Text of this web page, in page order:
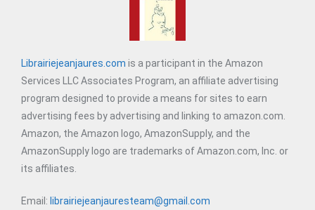
Librairiejeanjaures.com is a participant in the Amazon
Services LLC Associates Program, an affiliate advertising
program designed to provide a means for sites to earn
advertising fees by advertising and linking to amazon.com.
Amazon, the Amazon logo, AmazonSupply, and the
AmazonSupply logo are trademarks of Amazon.com, Inc. or
its affiliates.
Email: librairiejeanjauresteam@gmail.com